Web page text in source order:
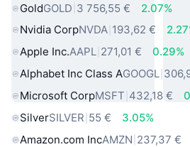
GoldGOLD 3 756,55 €
2.07%
Nvidia CorpNVDA 193,62 €
Apple Inc.AAPL 271,01 €
0.29%
Alphabet Inc Class AGOOGL
Microsoft CorpMSFT 432,18 €
SilverSILVER 55 €
3.05%
Amazon.com IncAMZN 237,37 €